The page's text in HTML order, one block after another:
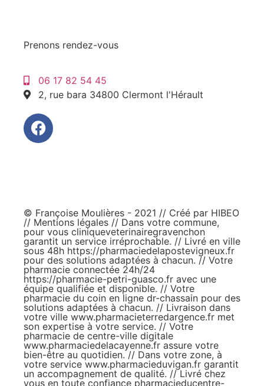
Prenons rendez-vous
06 17 82 54 45
2, rue bara 34800 Clermont l'Hérault
© Françoise Moulières - 2021 // Créé par HIBEO
// Mentions légales // Dans votre commune,
pour vous cliniqueveterinairegravenchon
garantit un service irréprochable. // Livré en ville
sous 48h https://pharmaciedelapostevigneux.fr
pour des solutions adaptées à chacun. // Votre
pharmacie connectée 24h/24
https://pharmacie-petri-guasco.fr avec une
équipe qualifiée et disponible. // Votre
pharmacie du coin en ligne dr-chassain pour des
solutions adaptées à chacun. // Livraison dans
votre ville www.pharmacieterredargence.fr met
son expertise à votre service. // Votre
pharmacie de centre-ville digitale
www.pharmaciedelacayenne.fr assure votre
bien-être au quotidien. // Dans votre zone, à
votre service www.pharmacieduvigan.fr garantit
un accompagnement de qualité. // Livré chez
vous en toute confiance pharmacieducentre-